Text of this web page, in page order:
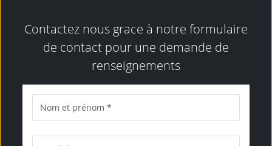
Contactez nous grace à notre formulaire
de contact pour une demande de
renseignements